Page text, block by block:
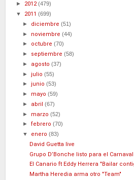
► 2012(479)
▼ 2011 (699)
► diciembre(51)
► noviembre(44)
► octubre(70)
► septiembre(58)
► agosto(37)
►julio(55)
►junio(53)
► mayo(59)
► abril(67)
► marzo(52)
►febrero(70)
▼ enero(83)
David Guetta live
Grupo D’Bonche listo para el
El Canario ft Eddy Herrera "Bailar
Martha Heredia arma otro "Team"